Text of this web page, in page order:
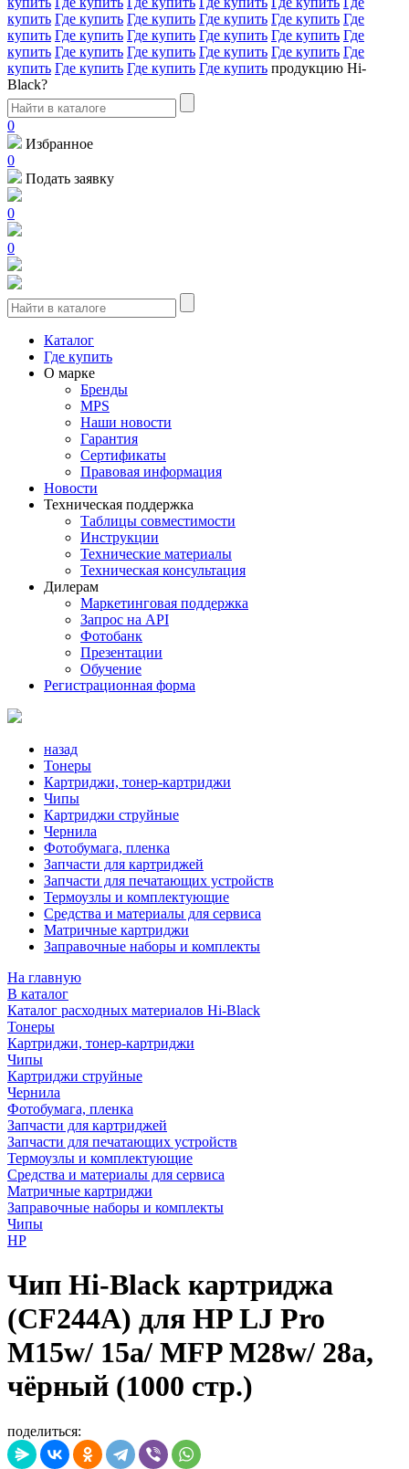
купить Где купить Где купить Где купить Где купить Где
купить Где купить Где купить Где купить Где купить Где
купить Где купить Где купить Где купить Где купить Где
купить Где купить Где купить Где купить продукцию Hi-
Black?
0
Избранное
0
Подать заявку
0
0
Каталог
Где купить
О марке
Бренды
MPS
Наши новости
Гарантия
Сертификаты
Правовая информация
Новости
Техническая поддержка
Таблицы совместимости
Инструкции
Технические материалы
Техническая консультация
Дилерам
Маркетинговая поддержка
Запрос на API
Фотобанк
Презентации
Обучение
Регистрационная форма
назад
Тонеры
Картриджи, тонер-картриджи
Чипы
Картриджи струйные
Чернила
Фотобумага, пленка
Запчасти для картриджей
Запчасти для печатающих устройств
Термоузлы и комплектующие
Средства и материалы для сервиса
Матричные картриджи
Заправочные наборы и комплекты
На главную
В каталог
Каталог расходных материалов Hi-Black
Тонеры
Картриджи, тонер-картриджи
Чипы
Картриджи струйные
Чернила
Фотобумага, пленка
Запчасти для картриджей
Запчасти для печатающих устройств
Термоузлы и комплектующие
Средства и материалы для сервиса
Матричные картриджи
Заправочные наборы и комплекты
Чипы
HP
Чип Hi-Black картриджа
(CF244A) для HP LJ Pro
M15w/ 15a/ MFP M28w/ 28a,
чёрный (1000 стр.)
поделиться: